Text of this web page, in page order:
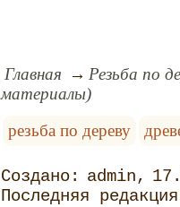
Главная Резьба по
материалы)
резьба по дереву
admin